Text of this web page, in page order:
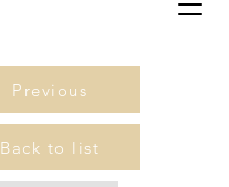
Previous
Back to list